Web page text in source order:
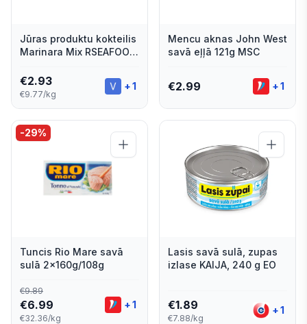
Jūras produktu kokteilis
Marinara Mix RSEAFOOD
€2.93
€9.77/kg
+1
Mencu aknas John West
savā eļļā 121g MSC
€2.99 +1
-29%
Tuncis Rio Mare savā
sulā 2x160g/108g
€9.89
€6.99
€32.36/kg
+1
Lasis savā sulā, zupas
izlase KAIJA, 240 g EO
€1.89
€7.88/kg
+1